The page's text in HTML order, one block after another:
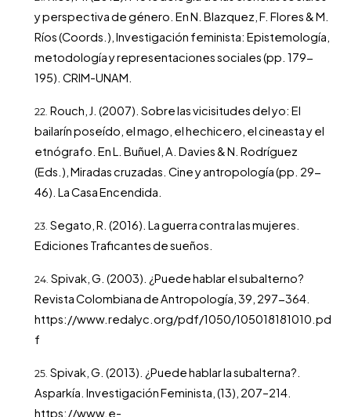
y perspectiva de género. En N. Blazquez, F. Flores & M.
Ríos (Coords.), Investigación feminista: Epistemología,
metodología y representaciones sociales (pp. 179-
195). CRIM-UNAM.
Rouch, J. (2007). Sobre las vicisitudes del yo: El
bailarín poseído, el mago, el hechicero, el cineasta y el
etnógrafo. En L. Buñuel, A. Davies & N. Rodríguez
(Eds.), Miradas cruzadas. Cine y antropología (pp. 29-
46). La Casa Encendida.
Segato, R. (2016). La guerra contra las mujeres.
Ediciones Traficantes de sueños.
Spivak, G. (2003). ¿Puede hablar el subalterno?
Revista Colombiana de Antropología, 39, 297-364.
https://www.redalyc.org/pdf/1050/105018181010.pd
f
Spivak, G. (2013). ¿Puede hablar la subalterna?.
Asparkía. Investigación Feminista, (13), 207–214.
https://www.e-